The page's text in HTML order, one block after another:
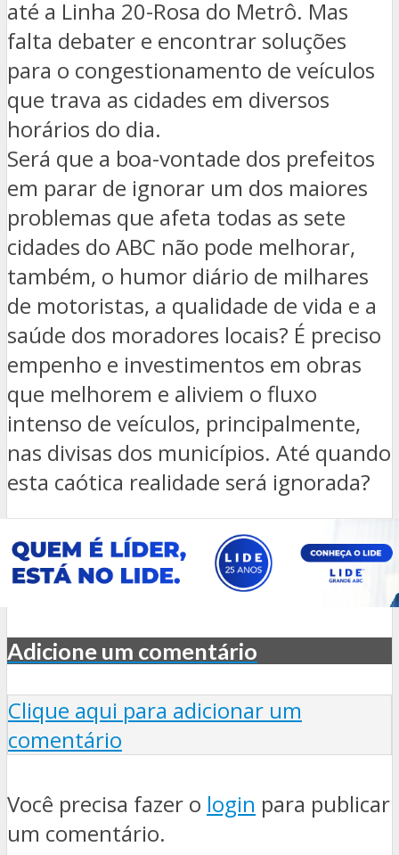
até a Linha 20-Rosa do Metrô. Mas
falta debater e encontrar soluções
para o congestionamento de veículos
que trava as cidades em diversos
horários do dia.
Será que a boa-vontade dos prefeitos
em parar de ignorar um dos maiores
problemas que afeta todas as sete
cidades do ABC não pode melhorar,
também, o humor diário de milhares
de motoristas, a qualidade de vida e a
saúde dos moradores locais? É preciso
empenho e investimentos em obras
que melhorem e aliviem o fluxo
intenso de veículos, principalmente,
nas divisas dos municípios. Até quando
esta caótica realidade será ignorada?
Adicione um comentário
Clique aqui para adicionar um
comentário
Você precisa fazer o login para publicar
um comentário.